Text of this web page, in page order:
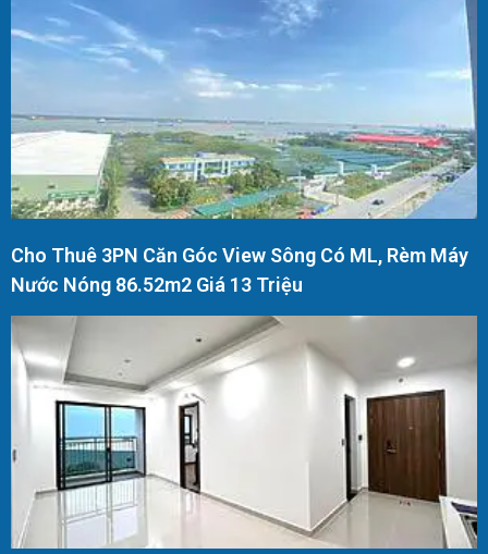
Cho Thuê 3PN Căn Góc View Sông Có ML, Rèm Máy
Nước Nóng 86.52m2 Giá 13 Triệu